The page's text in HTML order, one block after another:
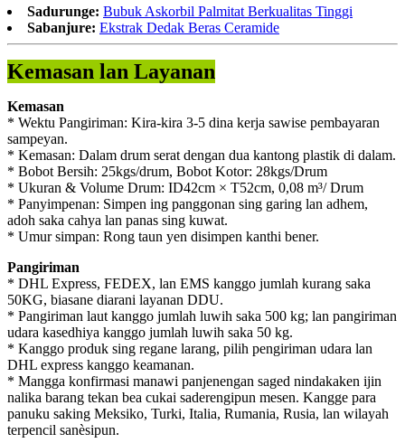
Sadurunge: Bubuk Askorbil Palmitat Berkualitas Tinggi
Sabanjure: Ekstrak Dedak Beras Ceramide
Kemasan lan Layanan
Kemasan
* Wektu Pangiriman: Kira-kira 3-5 dina kerja sawise pembayaran
sampeyan.
* Kemasan: Dalam drum serat dengan dua kantong plastik di dalam.
* Bobot Bersih: 25kgs/drum, Bobot Kotor: 28kgs/Drum
* Ukuran & Volume Drum: ID42cm × T52cm, 0,08 m³/ Drum
* Panyimpenan: Simpen ing panggonan sing garing lan adhem,
adoh saka cahya lan panas sing kuwat.
* Umur simpan: Rong taun yen disimpen kanthi bener.
Pangiriman
* DHL Express, FEDEX, lan EMS kanggo jumlah kurang saka
50KG, biasane diarani layanan DDU.
* Pangiriman laut kanggo jumlah luwih saka 500 kg; lan pangiriman
udara kasedhiya kanggo jumlah luwih saka 50 kg.
* Kanggo produk sing regane larang, pilih pengiriman udara lan
DHL express kanggo keamanan.
* Mangga konfirmasi manawi panjenengan saged nindakaken ijin
nalika barang tekan bea cukai saderengipun mesen. Kangge para
panuku saking Meksiko, Turki, Italia, Rumania, Rusia, lan wilayah
terpencil sanèsipun.